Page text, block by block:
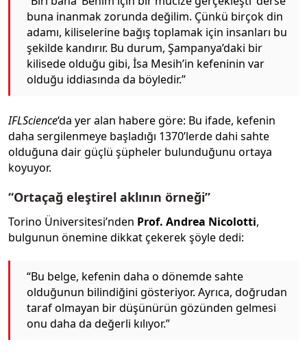
buna inanmak zorunda değilim. Çünkü birçok din
adamı, kiliselerine bağış toplamak için insanları bu
şekilde kandırır. Bu durum, Şampanya’daki bir
kilisede olduğu gibi, İsa Mesih’in kefeninin var
olduğu iddiasında da böyledir.”
IFLScience‘da yer alan habere göre: Bu ifade, kefenin
daha sergilenmeye başladığı 1370’lerde dahi sahte
olduğuna dair güçlü şüpheler bulunduğunu ortaya
koyuyor.
“Ortaçağ eleştirel aklının örneği”
Torino Üniversitesi’nden Prof. Andrea Nicolotti,
bulgunun önemine dikkat çekerek şöyle dedi:
“Bu belge, kefenin daha o dönemde sahte
olduğunun bilindiğini gösteriyor. Ayrıca, doğrudan
taraf olmayan bir düşünürün gözünden gelmesi
onu daha da değerli kılıyor.”